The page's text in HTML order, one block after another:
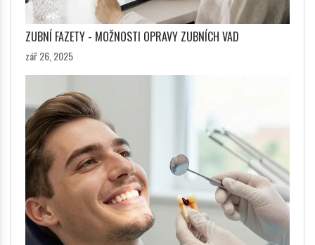
ZUBNÍ FAZETY - MOŽNOSTI OPRAVY ZUBNÍCH VAD
zář 26, 2025